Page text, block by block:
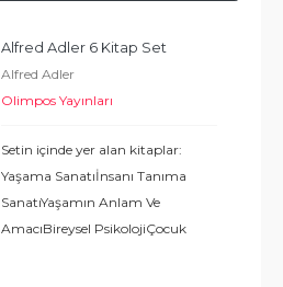
Alfred Adler 6 Kitap Set
Alfred Adler
Olimpos Yayınları
Setin içinde yer alan kitaplar:
Yaşama Sanatıİnsanı Tanıma
SanatıYaşamın Anlam Ve
AmacıBireysel PsikolojiÇocuk